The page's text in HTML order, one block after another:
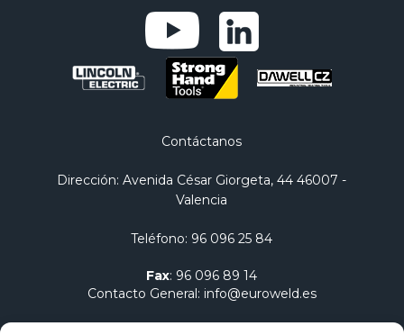
Contáctanos
Dirección: Avenida César Giorgeta, 44 46007 -
Valencia
Teléfono: 96 096 25 84
Fax: 96 096 89 14
Contacto General : info@euroweld.es